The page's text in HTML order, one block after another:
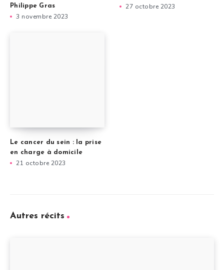
Philippe Gras
3 novembre 2023
27 octobre 2023
Le cancer du sein : la prise
en charge à domicile
21 octobre 2023
Autres récits